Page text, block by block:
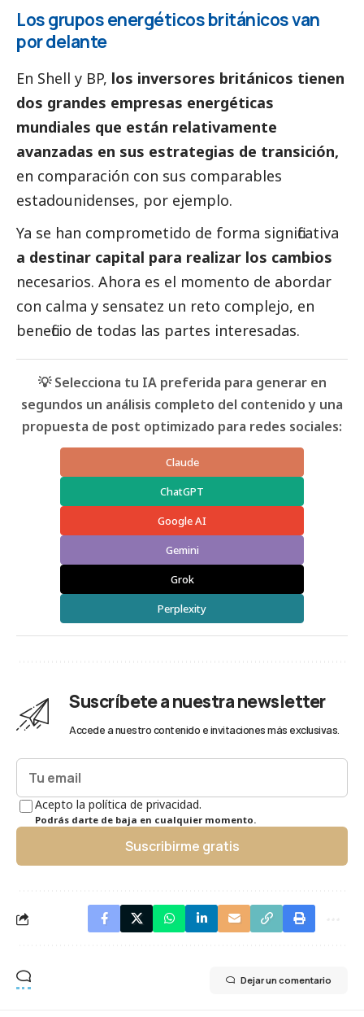
Los grupos energéticos británicos van
por delante
En Shell y BP, los inversores británicos tienen
dos grandes empresas energéticas
mundiales que están relativamente
avanzadas en sus estrategias de transición,
en comparación con sus comparables
estadounidenses, por ejemplo.
Ya se han comprometido de forma significativa
a destinar capital para realizar los cambios
necesarios. Ahora es el momento de abordar
con calma y sensatez un reto complejo, en
beneficio de todas las partes interesadas.
💡 Selecciona tu IA preferida para generar en
segundos un análisis completo del contenido y una
propuesta de post optimizado para redes sociales:
Claude
ChatGPT
Google AI
Gemini
Grok
Perplexity
Suscríbete a nuestra newsletter
Accede a nuestro contenido e invitaciones más exclusivas.
Acepto la política de privacidad.
Podrás darte de baja en cualquier momento.
Suscribirme gratis
Dejar un comentario